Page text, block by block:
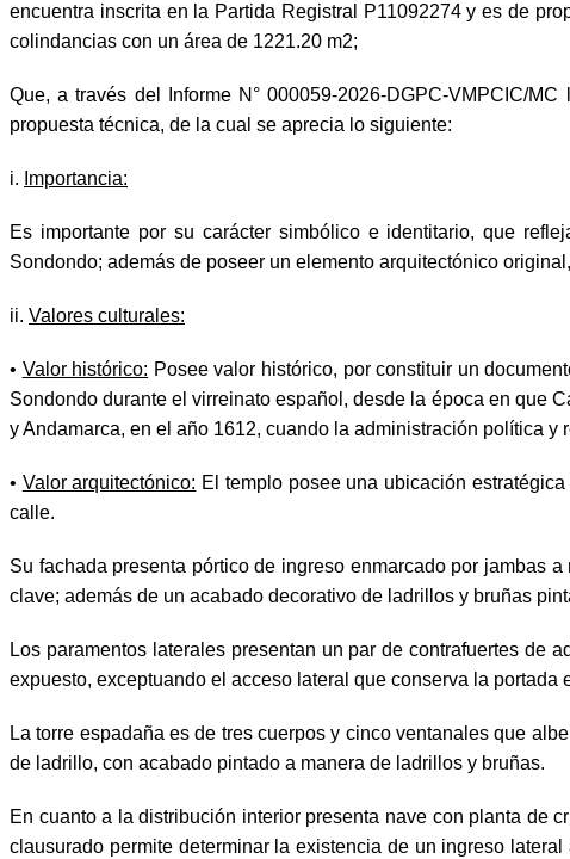
encuentra inscrita en la Partida Registral P11092274 y es de
colindancias con un área de 1221.20 m2;
Que, a través del Informe N° 000059-2026-DGPC-VMPCIC/
propuesta técnica, de la cual se aprecia lo siguiente:
i. Importancia:
Es importante por su carácter simbólico e identitario, que
Sondondo; además de poseer un elemento arquitectónico
ii. Valores culturales:
• Valor histórico: Posee valor histórico, por constituir un
Sondondo durante el virreinato español, desde la época en que
y Andamarca, en el año 1612, cuando la administración política
• Valor arquitectónico: El templo posee una ubicación
calle.
Su fachada presenta pórtico de ingreso enmarcado por jambas
clave; además de un acabado decorativo de ladrillos y bruñas
Los paramentos laterales presentan un par de contrafuertes
expuesto, exceptuando el acceso lateral que conserva la portada
La torre espadaña es de tres cuerpos y cinco ventanales que
de ladrillo, con acabado pintado a manera de ladrillos y bruñas.
En cuanto a la distribución interior presenta nave con planta de
clausurado permite determinar la existencia de un ingreso